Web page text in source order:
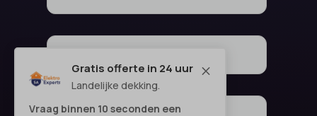
M
Gratis offerte in 24 uur
Landelijke dekking.
Vraag binnen 10 seconden een